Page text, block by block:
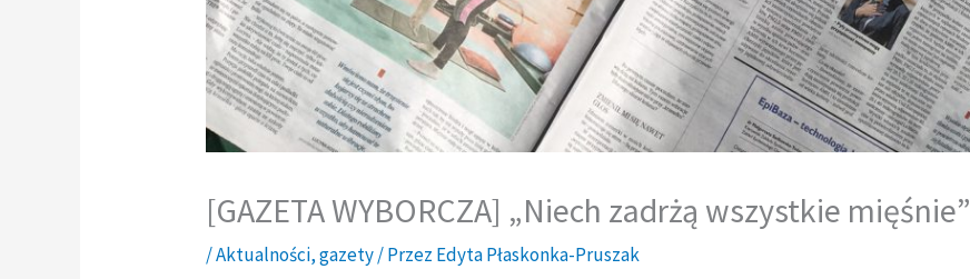
[GAZETA WYBORCZA] „Niech zadrżą wszystkie mięśnie”
/Aktualności,gazety/ Przez Edyta Płaskonka-Pruszak